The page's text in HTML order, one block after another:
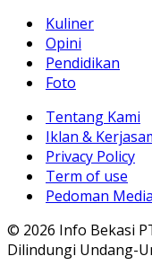
Kuliner
Opini
Pendidikan
Foto
Tentang Kami
Iklan &
Privacy Policy
Term of use
Pedoman
© 2026 Info Bekasi
Dilindungi Undang-